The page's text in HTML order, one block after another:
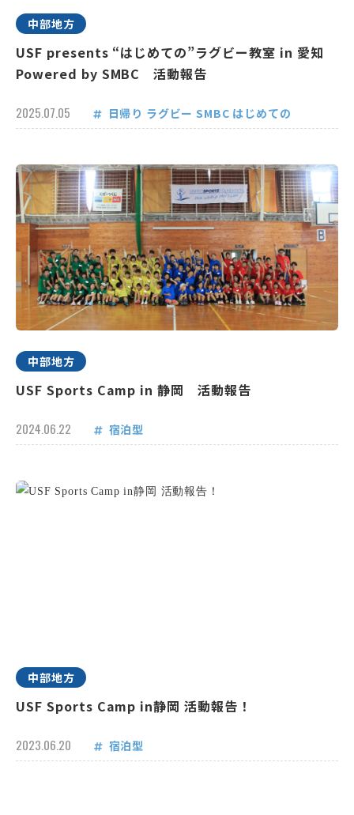
中部地方
USF presents “はじめての”ラグビー教室 in 愛知
Powered by SMBC 活動報告
2025.07.05 日帰り ラグビー SMBC はじめての
中部地方
USF Sports Camp in 静岡 活動報告
2024.06.22 宿泊型
中部地方
USF Sports Camp in静岡 活動報告！
2023.06.20 宿泊型